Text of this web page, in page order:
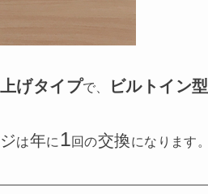
げタイプで、 ビルトイン型
は年に 1回の交換になります。